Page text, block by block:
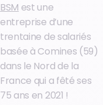
BSM est une
entreprise d’une
trentaine de salariés
basée à Comines (59)
dans le Nord de la
France qui a fêté ses
75 ans en 2021 !